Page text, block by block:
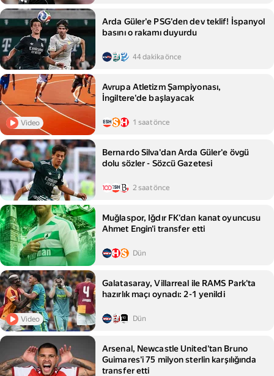
Arda Güler'e PSG'den dev teklif! İspanyol
basını o rakamı duyurdu
44 dakika önce
Video
Avrupa Atletizm Şampiyonası,
İngiltere'de başlayacak
1 saat önce
Bernardo Silva'dan Arda Güler'e övgü
dolu sözler - Sözcü Gazetesi
2 saat önce
Muğlaspor, Iğdır FK'dan kanat oyuncusu
Ahmet Engin'i transfer etti
Dün
Video
Galatasaray, Villarreal ile RAMS Park'ta
hazırlık maçı oynadı: 2-1 yenildi
Dün
Arsenal, Newcastle United'tan Bruno
Guimares'i 75 milyon sterlin karşılığında
transfer etti